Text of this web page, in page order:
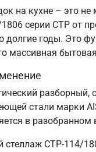
на кухне – это
серии СТР от
долгие годы. Это
массивная
стали марки
в разобранном
СТР-114/